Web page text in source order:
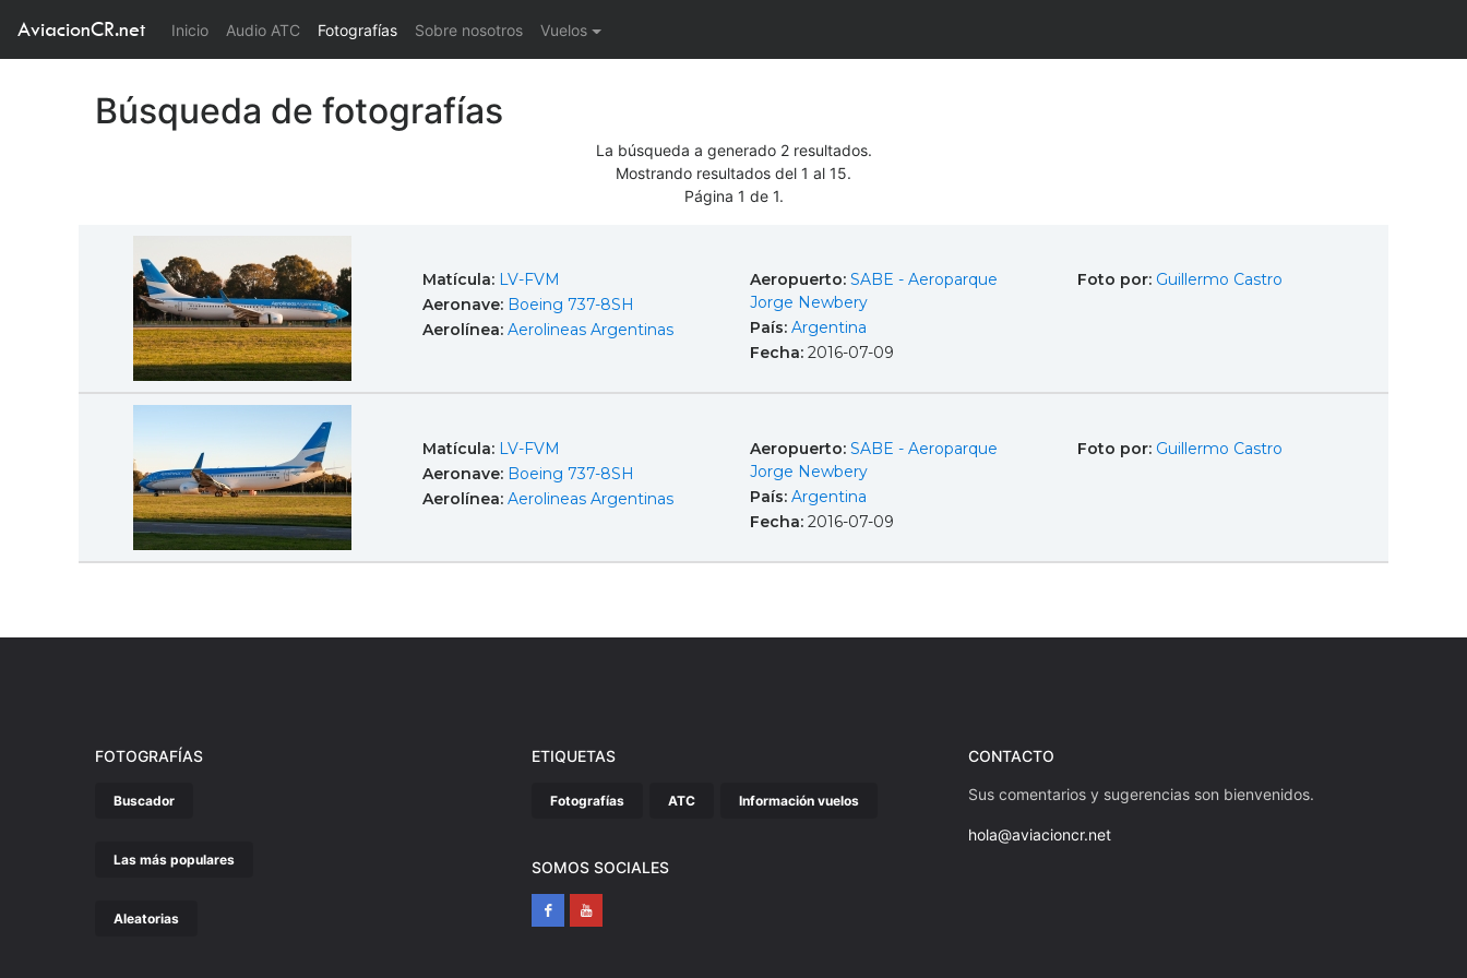
AviacionCR.net Inicio(current)
Audio ATC Fotografías Sobre nosotros Vuelos
Búsqueda de fotografías
La búsqueda a generado 2 resultados.
Mostrando resultados del 1 al 15.
Página 1 de 1.
Matícula: LV-FVM
Aeronave: Boeing 737-8SH
Aerolínea: Aerolineas Argentinas
Aeropuerto: SABE - Aeroparque
Jorge Newbery
País: Argentina
Fecha: 2016-07-09
Foto por: Guillermo Castro
Matícula: LV-FVM
Aeronave: Boeing 737-8SH
Aerolínea: Aerolineas Argentinas
Aeropuerto: SABE - Aeroparque
Jorge Newbery
País: Argentina
Fecha: 2016-07-09
Foto por: Guillermo Castro
FOTOGRAFÍAS
Buscador
Las más populares
Aleatorias
ETIQUETAS
Fotografías ATC Información vuelos
SOMOS SOCIALES
CONTACTO
Sus comentarios y sugerencias son bienvenidos.
hola@aviacioncr.net